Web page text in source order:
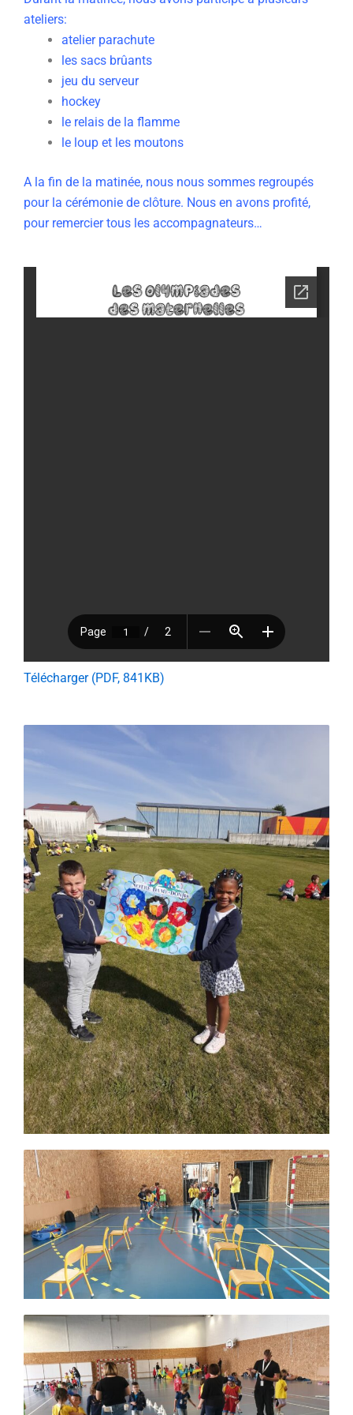
ateliers:
atelier parachute
les sacs brûants
jeu du serveur
hockey
le relais de la flamme
le loup et les moutons
A la fin de la matinée, nous nous sommes regroupés
pour la cérémonie de clôture. Nous en avons profité,
pour remercier tous les accompagnateurs…
Télécharger (PDF, 841KB)